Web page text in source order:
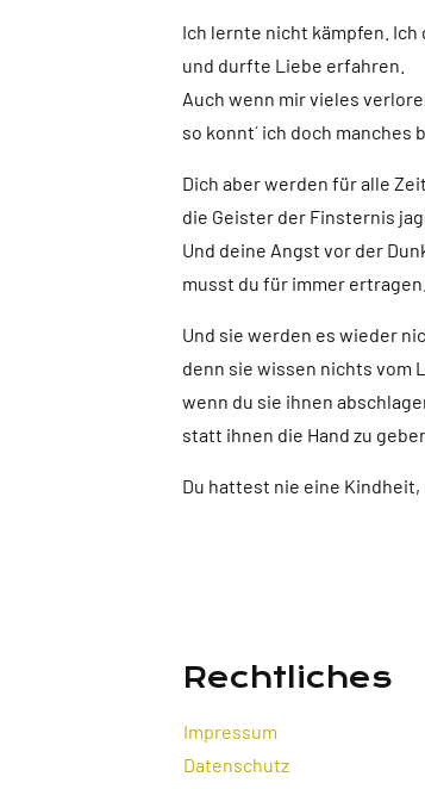
Ich lernte nicht kämpfen.
und durfte Liebe erfahren.
Auch wenn mir vieles
so konnt´ ich doch manches
Dich aber werden für alle Zeit
die Geister der Finsternis
Und deine Angst vor der
musst du für immer ertragen.
Und sie werden es wieder
denn sie wissen nichts vom
wenn du sie ihnen
statt ihnen die Hand zu
Du hattest nie eine Kindheit,
Rechtliches
Impressum
Datenschutz